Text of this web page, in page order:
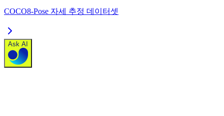
COCO8-Pose 자세 추정 데이터셋
Ask AI